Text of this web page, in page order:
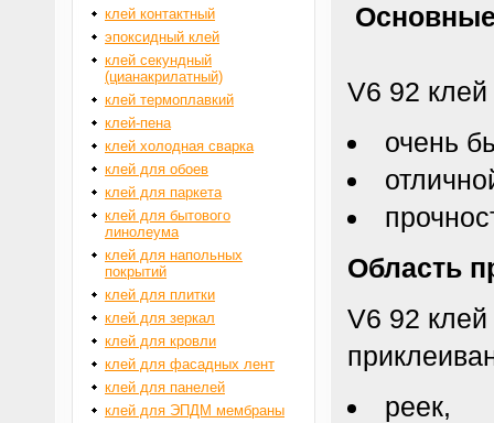
V6 92 клей
очень
Область
V6 92 клей
реек,
клей контактный
эпоксидный клей
клей секундный
(цианакрилатный)
клей термоплавкий
клей-пена
клей холодная сварка
клей для обоев
клей для паркета
клей для бытового
линолеума
клей для напольных
покрытий
клей для плитки
клей для зеркал
клей для кровли
клей для фасадных лент
клей для панелей
клей для ЭПДМ мембраны